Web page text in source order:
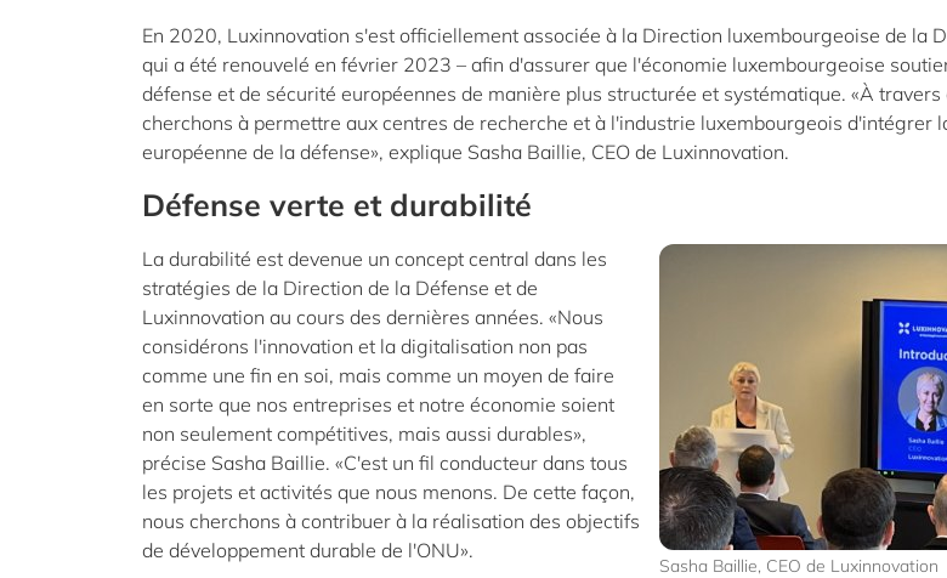
En 2020, Luxinnovation s'est officiellement associée à la Direction luxembourgeoise de la
qui a été renouvelé en février 2023 – afin d'assurer que l'économie luxembourgeoise
défense et de sécurité européennes de manière plus structurée et systématique. «À
cherchons à permettre aux centres de recherche et à l'industrie luxembourgeois d'intégrer
européenne de la défense», explique Sasha Baillie, CEO de Luxinnovation.
Défense verte et durabilité
Sasha Baillie, CEO de Luxinnovation
La durabilité est devenue un concept central dans les
stratégies de la Direction de la Défense et de
Luxinnovation au cours des dernières années. «Nous
considérons l'innovation et la digitalisation non pas
comme une fin en soi, mais comme un moyen de faire
en sorte que nos entreprises et notre économie soient
non seulement compétitives, mais aussi durables»,
précise Sasha Baillie. «C'est un fil conducteur dans tous
les projets et activités que nous menons. De cette façon,
nous cherchons à contribuer à la réalisation des objectifs
de développement durable de l'ONU».